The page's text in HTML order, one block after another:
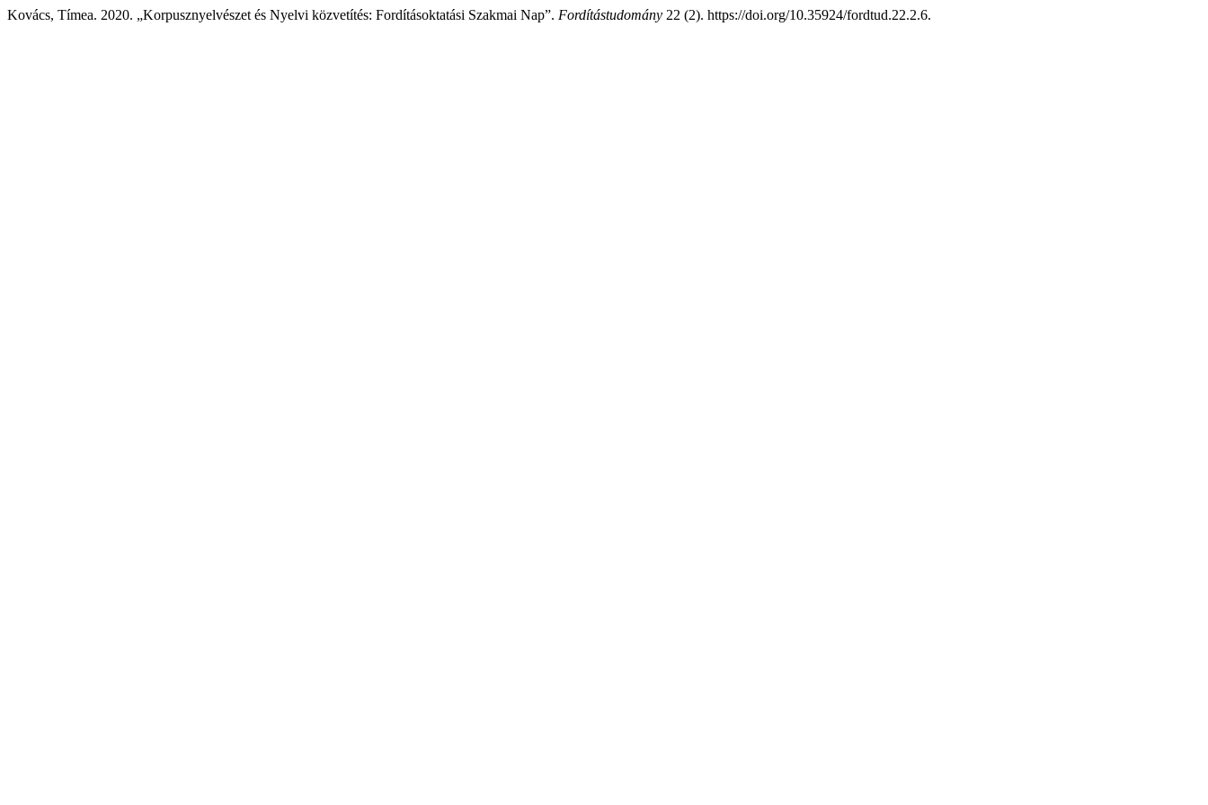
Kovács, Tímea. 2020. „Korpusznyelvészet és Nyelvi közvetítés: Fordításoktatási Szakmai Nap”. Fordítástudomány 22 (2). https://doi.org/10.35924/fordtud.22.2.6.